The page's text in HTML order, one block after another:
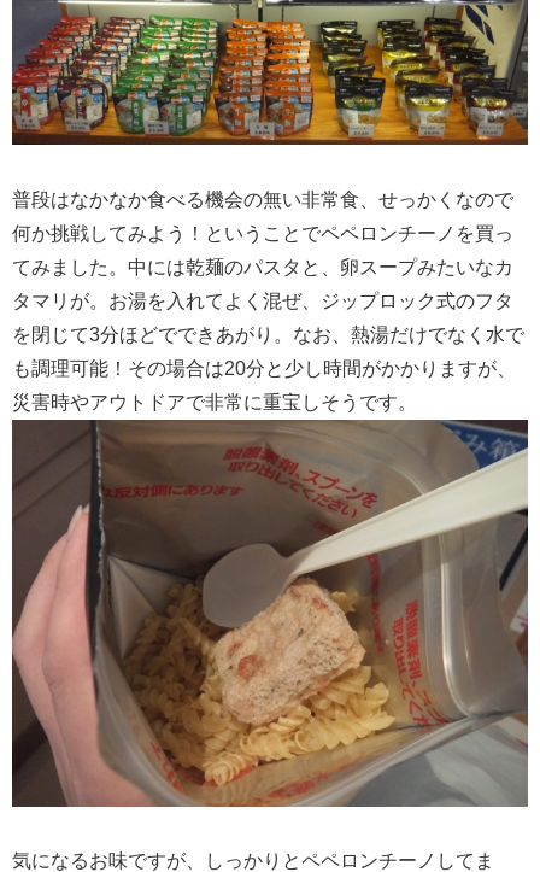
普段はなかなか食べる機会の無い非常食、せっかくなので
何か挑戦してみよう！ということでペペロンチーノを買っ
てみました。中には乾麺のパスタと、卵スープみたいなカ
タマリが。お湯を入れてよく混ぜ、ジップロック式のフタ
を閉じて3分ほどでできあがり。なお、熱湯だけでなく水で
も調理可能！その場合は20分と少し時間がかかりますが、
災害時やアウトドアで非常に重宝しそうです。
気になるお味ですが、しっかりとペペロンチーノしてま